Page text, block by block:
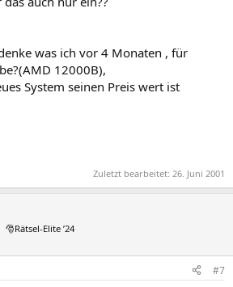
was ich vor 4 Monaten , für
12000B),
System seinen Preis wert ist
Zuletzt bearbeitet: 26. Juni 2001
🎅Rätsel-Elite ’24
#7